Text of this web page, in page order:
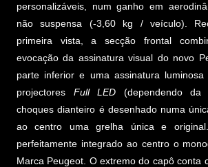
personalizáveis, num ganho em
não suspensa (-3,60 kg / veículo).
primeira vista, a secção frontal
evocação da assinatura visual do novo
parte inferior e uma assinatura
projectores Full LED (dependendo
choques dianteiro é desenhado numa
ao centro uma grelha única e
perfeitamente integrado ao centro o
Marca Peugeot. O extremo do capô conta